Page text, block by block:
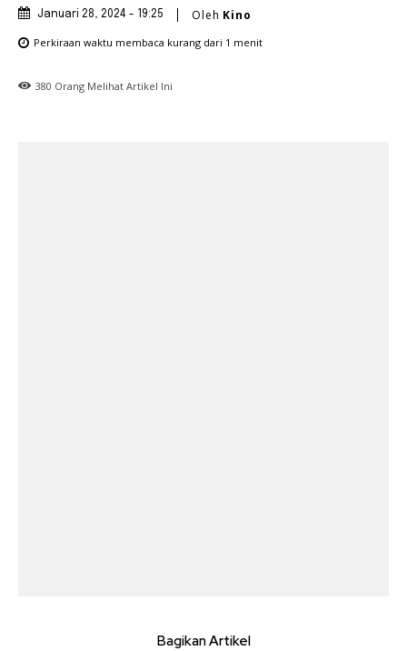
Januari 28, 2024 - 19:25 Oleh Kino
Perkiraan waktu membaca kurang dari 1 menit
380 Orang Melihat Artikel Ini
Bagikan Artikel